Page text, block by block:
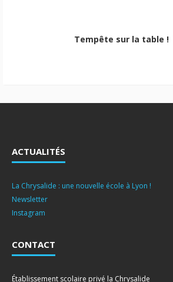
Tempête sur la table !
ACTUALITÉS
La Chrysalide : une nouvelle école à Lyon !
Newsletter
Instagram
CONTACT
Établissement scolaire privé la Chrysalide